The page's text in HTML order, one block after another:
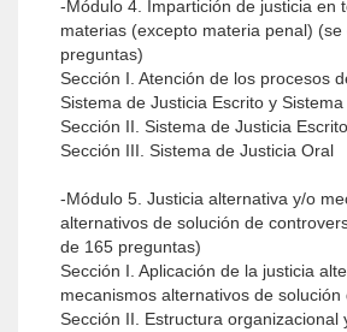
-Módulo 4. Impartición de justicia en
materias (excepto materia penal)
preguntas)
Sección I. Atención de los procesos
Sistema de Justicia Escrito y
Sección II. Sistema de Justicia Escrito
Sección III. Sistema de Justicia Oral
-Módulo 5. Justicia alternativa y/o
alternativos de solución de
de 165 preguntas)
Sección I. Aplicación de la justicia
mecanismos alternativos de
Sección II. Estructura organizacional